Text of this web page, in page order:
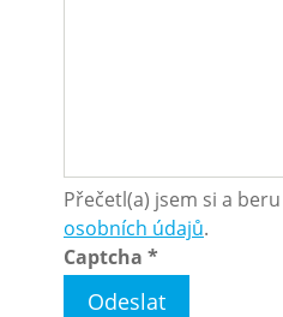
Přečetl(a) jsem si a
osobních údajů.
Captcha *
Odeslat